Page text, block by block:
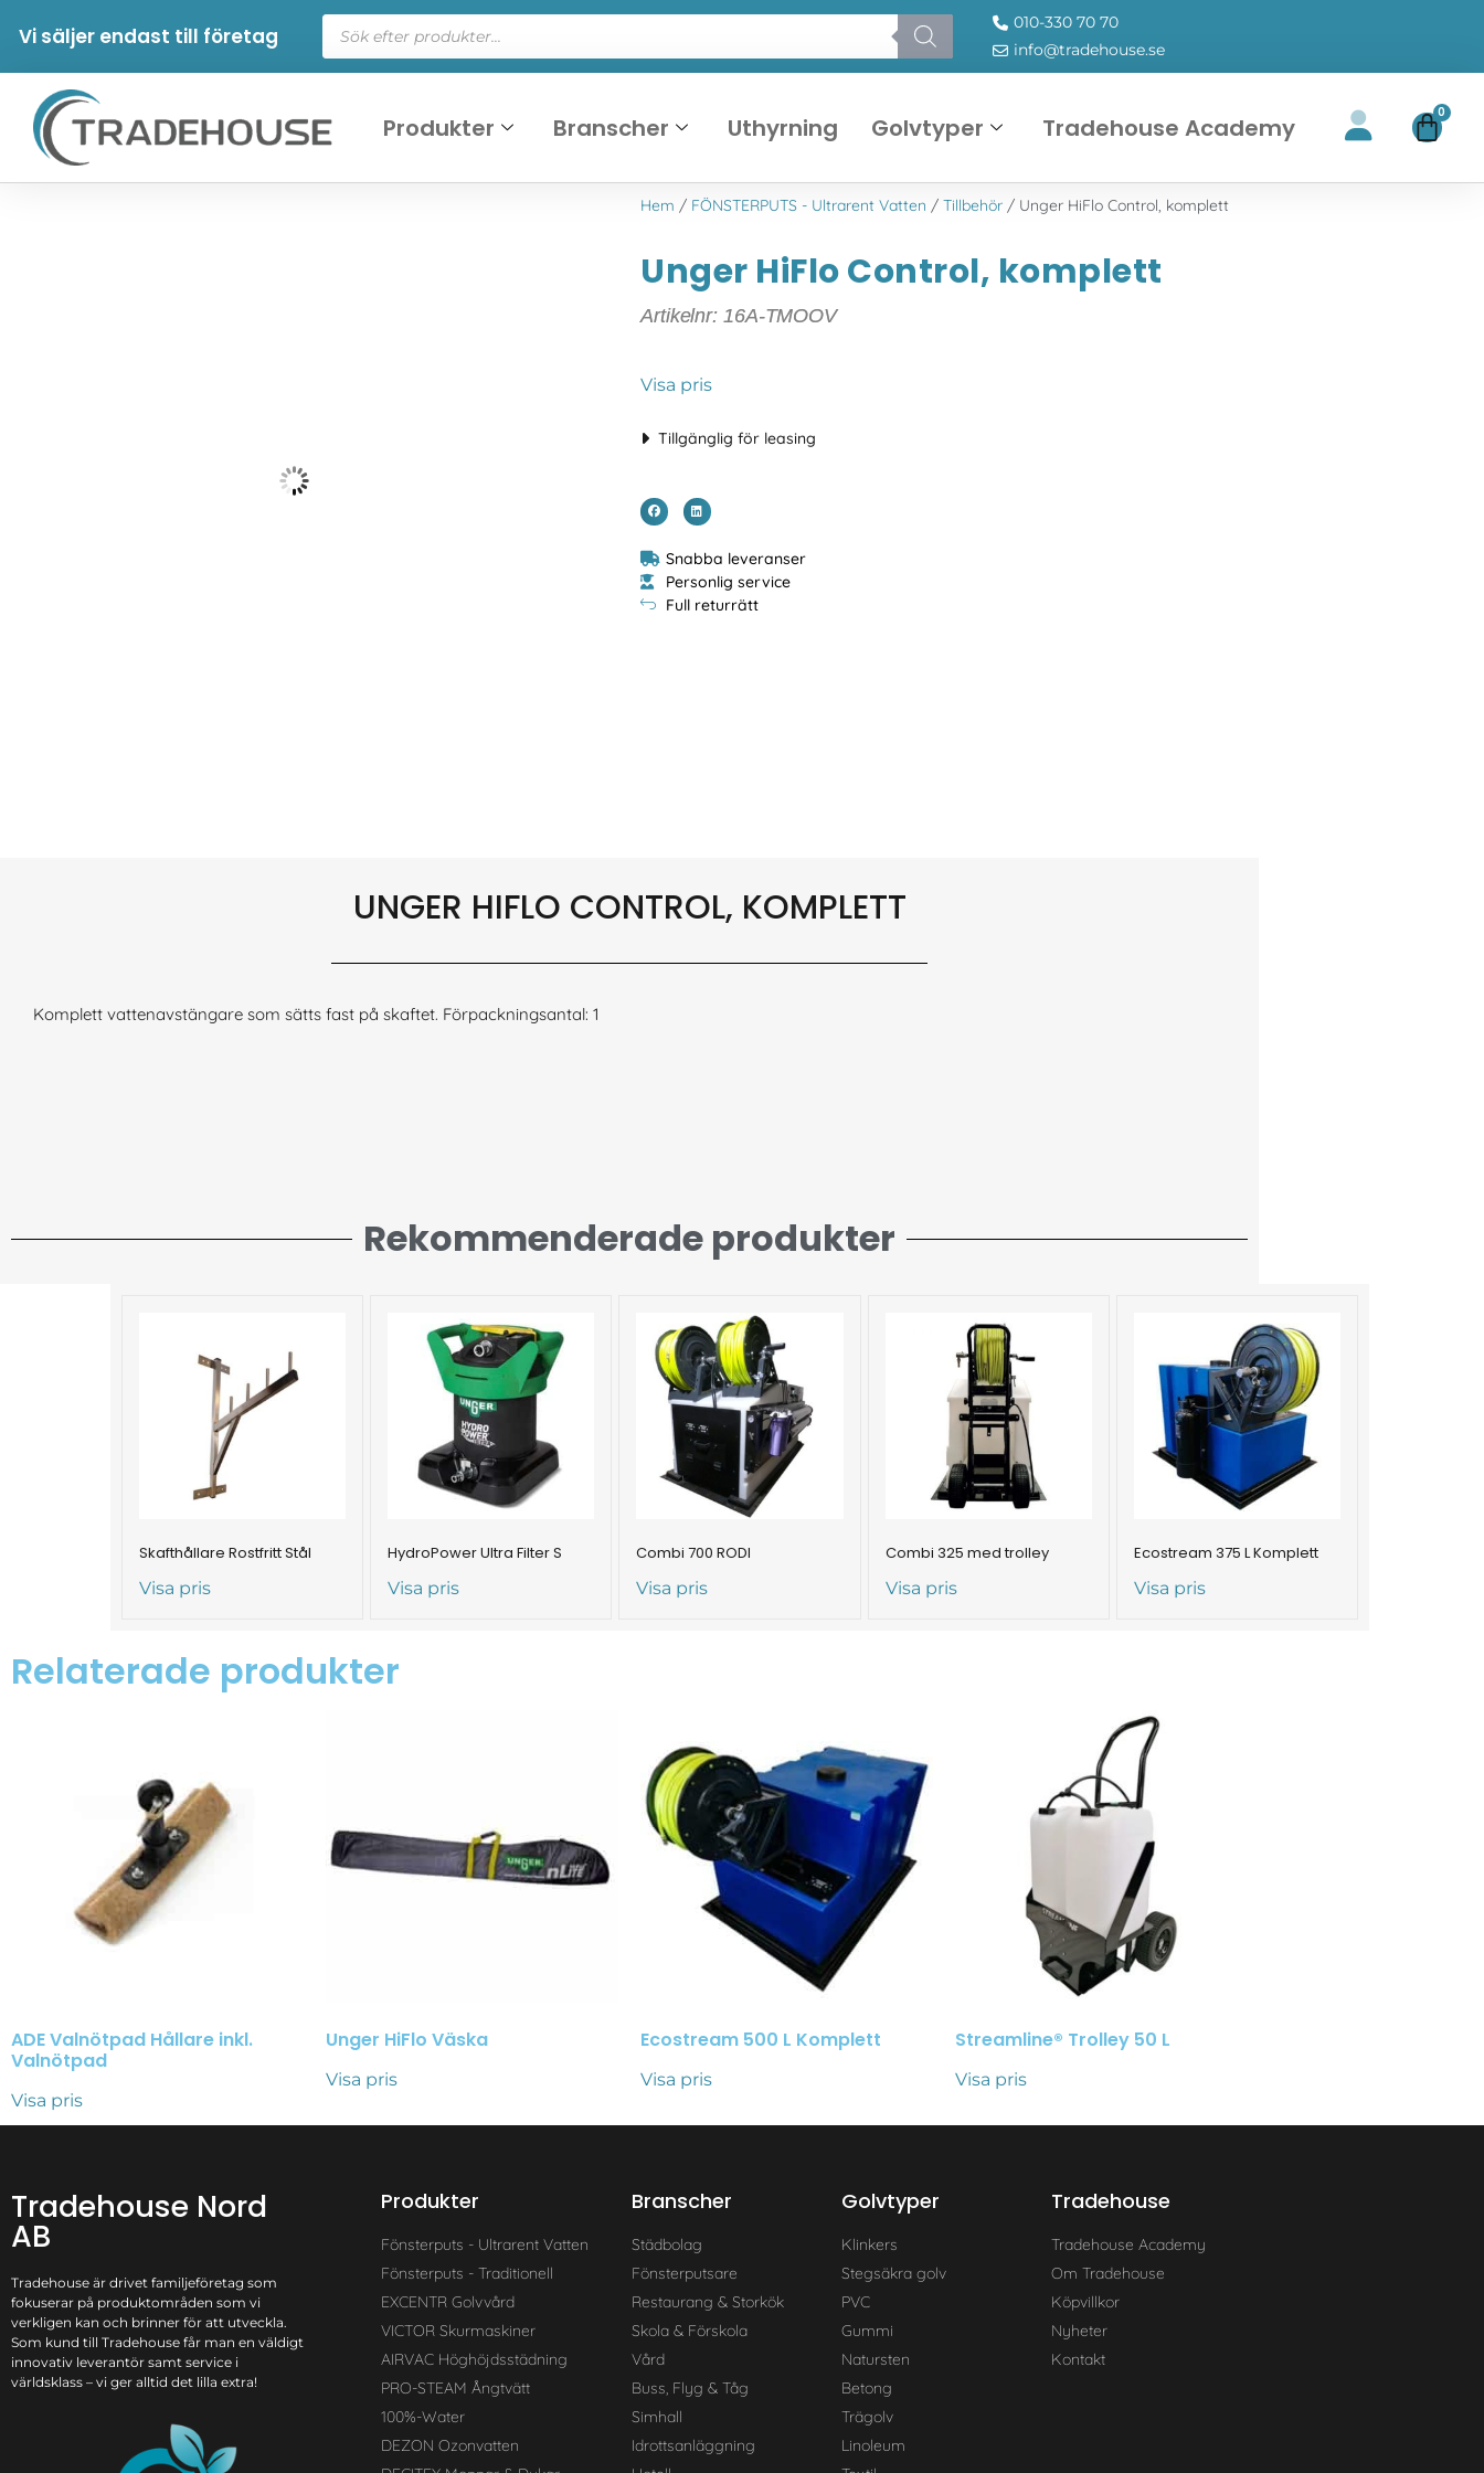
Vi säljer endast till företag
010-330 70 70
info@tradehouse.se
Produkter Branscher Uthyrning Golvtyper Tradehouse Academy 0
Hem / FÖNSTERPUTS - Ultrarent Vatten / Tillbehör / Unger HiFlo Control, komplett
Unger HiFlo Control, komplett
Artikelnr: 16A-TMOOV
Visa pris
Tillgänglig för leasing
Snabba leveranser
Personlig service
Full returrätt
UNGER HIFLO CONTROL, KOMPLETT
Komplett vattenavstängare som sätts fast på skaftet. Förpackningsantal: 1
Rekommenderade produkter
Skafthållare Rostfritt Stål
Visa pris
HydroPower Ultra Filter S
Visa pris
Combi 700 RODI
Visa pris
Combi 325 med trolley
Visa pris
Ecostream 375 L Komplett
Visa pris
Relaterade produkter
ADE Valnötpad Hållare inkl.
Valnötpad
Visa pris
Unger HiFlo Väska
Visa pris
Ecostream 500 L Komplett
Visa pris
Streamline® Trolley 50 L
Visa pris
Tradehouse Nord
AB
Tradehouse är drivet familjeföretag som
fokuserar på produktområden som vi
verkligen kan och brinner för att utveckla.
Som kund till Tradehouse får man en väldigt
innovativ leverantör samt service i
världsklass – vi ger alltid det lilla extra!
Produkter
Fönsterputs - Ultrarent Vatten
Fönsterputs - Traditionell
EXCENTR Golvvård
VICTOR Skurmaskiner
AIRVAC Höghöjdsstädning
PRO-STEAM Ångtvätt
100%-Water
DEZON Ozonvatten
Branscher
Städbolag
Fönsterputsare
Restaurang & Storkök
Skola & Förskola
Vård
Buss, Flyg & Tåg
Simhall
Idrottsanläggning
Golvtyper
Klinkers
Stegsäkra golv
PVC
Gummi
Natursten
Betong
Trägolv
Linoleum
Tradehouse
Tradehouse Academy
Om Tradehouse
Köpvillkor
Nyheter
Kontakt